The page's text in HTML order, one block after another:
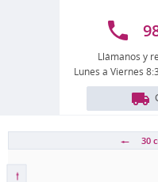
Llámanos y
Lunes a Viernes
30